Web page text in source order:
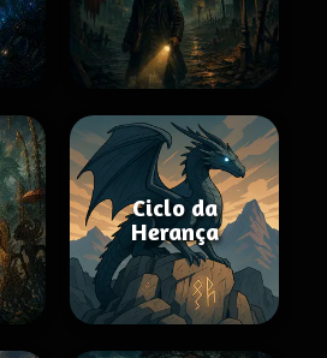
Ciclo da
Herança